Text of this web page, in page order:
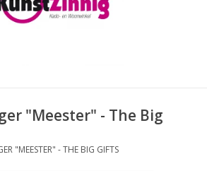
"Meester" - The Big
"MEESTER" - THE BIG GIFTS